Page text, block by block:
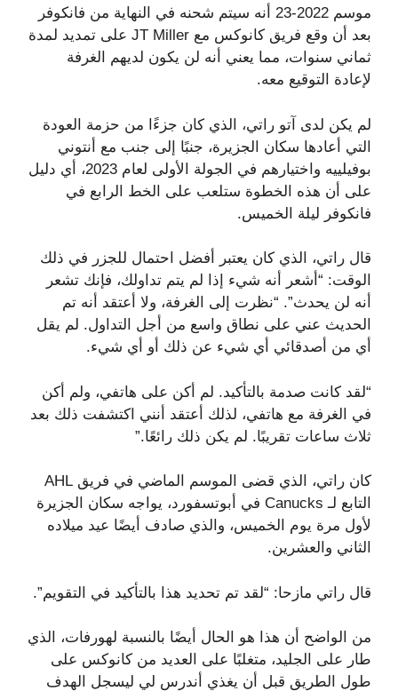
موسم 2022-23 أنه سيتم شحنه في النهاية من فانكوفر
بعد أن وقع فريق كانوكس مع JT Miller على تمديد لمدة
ثماني سنوات، مما يعني أنه لن يكون لديهم الغرفة
لإعادة التوقيع معه.
لم يكن لدى آتو راتي، الذي كان جزءًا من حزمة العودة
التي أعادها سكان الجزيرة، جنبًا إلى جنب مع أنتوني
بوفيلييه واختيارهم في الجولة الأولى لعام 2023، أي دليل
على أن هذه الخطوة ستلعب على الخط الرابع في
فانكوفر ليلة الخميس.
قال راتي، الذي كان يعتبر أفضل احتمال للجزر في ذلك
الوقت: “أشعر أنه شيء إذا لم يتم تداولك، فإنك تشعر
أنه لن يحدث”. “نظرت إلى الغرفة، ولا أعتقد أنه تم
الحديث عني على نطاق واسع من أجل التداول. لم يقل
أي من أصدقائي أي شيء عن ذلك أو أي شيء.
“لقد كانت صدمة بالتأكيد. لم أكن على هاتفي، ولم أكن
في الغرفة مع هاتفي، لذلك أعتقد أنني اكتشفت ذلك بعد
ثلاث ساعات تقريبًا. لم يكن ذلك رائعًا.”
كان راتي، الذي قضى الموسم الماضي في فريق AHL
التابع لـ Canucks في أبوتسفورد، يواجه سكان الجزيرة
لأول مرة يوم الخميس، والذي صادف أيضًا عيد ميلاده
الثاني والعشرين.
قال راتي مازحا: “لقد تم تحديد هذا بالتأكيد في التقويم”.
من الواضح أن هذا هو الحال أيضًا بالنسبة لهورفات، الذي
طار على الجليد، متغلبًا على العديد من كانوكس على
طول الطريق قبل أن يغذي أندرس لي ليسجل الهدف